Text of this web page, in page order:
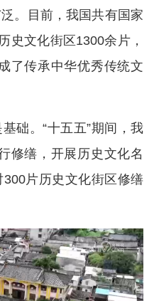
。目前，我国共有国家
史文化街区1300余片，
了传承中华优秀传统文
础。“十五五”期间，我
修缮，开展历史文化名
片历史文化街区修缮